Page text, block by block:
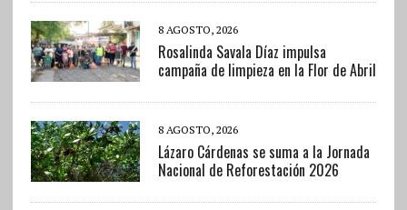
8 AGOSTO, 2026
Rosalinda Savala Díaz impulsa
campaña de limpieza en la Flor de Abril
8 AGOSTO, 2026
Lázaro Cárdenas se suma a la Jornada
Nacional de Reforestación 2026